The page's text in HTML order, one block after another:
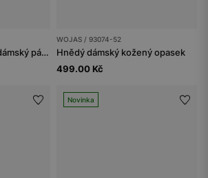
Oboustranný hnědý dámský pásek z lícové kůže se zlatou sponou
WOJAS / 93074-52
Hnědý dámský kožený opasek
499.00 Kč
Novinka